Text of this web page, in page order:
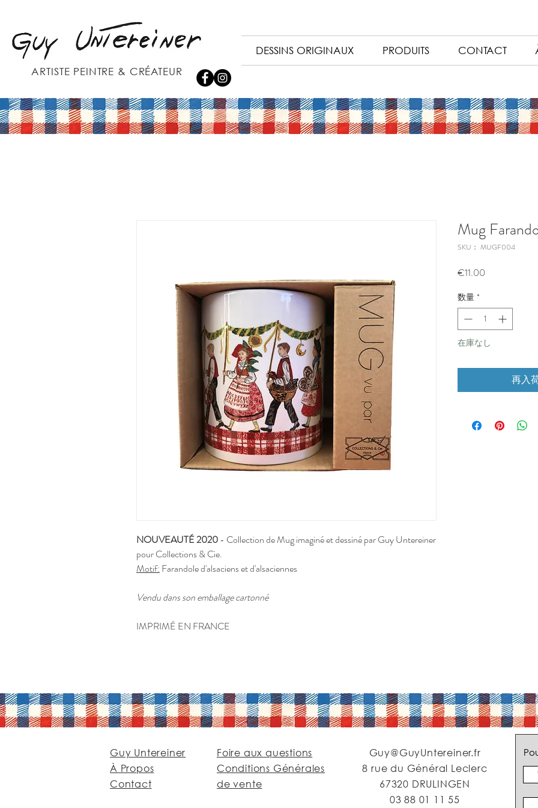
ARTISTE PEINTRE & CRÉATEUR
DESSINS ORIGINAUX PRODUITS CONTACT
NOUVEAUTÉ 2020- Collection de Mug imaginé et dessiné par Guy Untereiner
pour Collections & Cie.
Motif: Farandole d'alsaciens et d'alsaciennes
Vendu dans son emballage cartonné
IMPRIMÉ EN FRANCE
Mug
SKU： MUGF004
€11.00
数量 *
在庫なし
再入
Guy Untereiner
À Propos
Contact
Foire aux questions
Conditions Générales
de vente
Guy@GuyUntereiner.fr
8 rue du Général Leclerc
67320 DRULINGEN
03 88 01 11 55